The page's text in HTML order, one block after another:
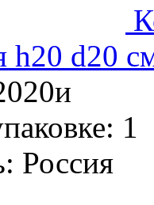
h20 d20
1
Россия